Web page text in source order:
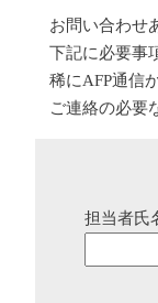
お問い合わせ
下記に必要事
稀にAFP通信
ご連絡の必要
担当者氏